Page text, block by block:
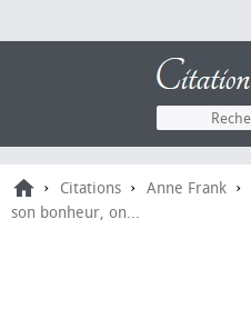
› Citations › Anne Frank ›
son bonheur, on...